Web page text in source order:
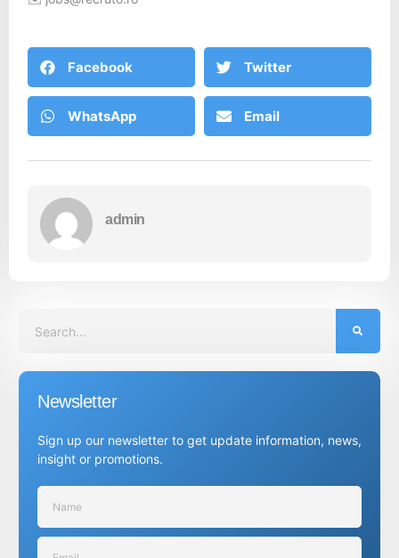
Facebook Twitter
WhatsApp Email
admin
Newsletter
Sign up our newsletter to get update information, news,
insight or promotions.